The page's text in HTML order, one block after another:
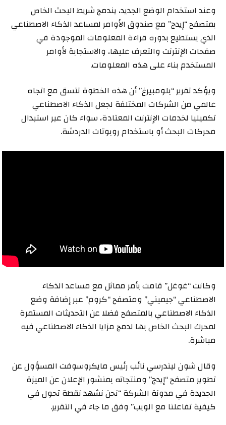
وعند استخدام الوضع الجديد، يندمج شريط البحث الخاص
بمتصفح “إيدج” مع صندوق الأوامر لمساعد الذكاء الاصطناعي
الذي يستطيع بدوره قراءة المعلومات الموجودة في
صفحات الإنترنت والتعرف عليها، والاستجابة لأوامر
المستخدم بناء على هذه المعلومات.
ويؤكد تقرير “بلومبيرغ” أن هذه الخطوة تتسق مع اتجاه
عالمي من الشركات المختلفة لجعل الذكاء الاصطناعي
تكميليا لخدمات الإنترنت المعتادة، سواء كان عبر استبدال
محركات البحث أو باستخدام روبوتات الدردشة.
وكانت “غوغل” قامت بأمر مماثل مع مساعد الذكاء
الاصطناعي “جيميني” ومتصفح “كروم” عبر إضافة وضع
الذكاء الاصطناعي بالمتصفح فضلا عن التحديثات المستمرة
لمحرك البحث الخاص بها لدمج مزايا الذكاء الاصطناعي فيه
مباشرة.
وقال شون ليندرسي نائب رئيس مايكروسوفت المسؤول عن
تطوير متصفح “إيدج” ومنتجاته بمنشور الإعلان عن الميزة
الجديدة في مدونة الشركة “نحن نشهد نقطة تحول في
كيفية تفاعلنا مع الويب” وفق ما جاء في التقرير.